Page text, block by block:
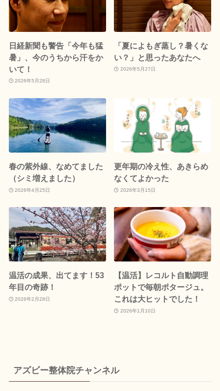
日経新聞も警告「今年も猛
暑」、今のうちから汗をか
いて！
2026年5月28日
「夏によもぎ蒸し？暑くな
い？」と思ったあなたへ
2026年5月27日
春の紫外線、なめてました
（シミ増えました）
2026年4月25日
更年期の冷え性、あきらめ
なくてよかった
2026年3月15日
温活の成果、出てます！53
年目の奇跡！
2026年2月28日
【温活】レコルト自動調理
ポットで毎朝ポタージュ。
これは大ヒットでした！
2026年1月10日
アズビー整体院チャンネル